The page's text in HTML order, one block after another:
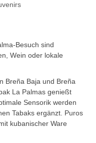
Besuch sind
Wein oder lokale
Breña Baja und Breña
La Palmas genießt
Sensorik werden
Tabaks ergänzt. Puros
kubanischer Ware